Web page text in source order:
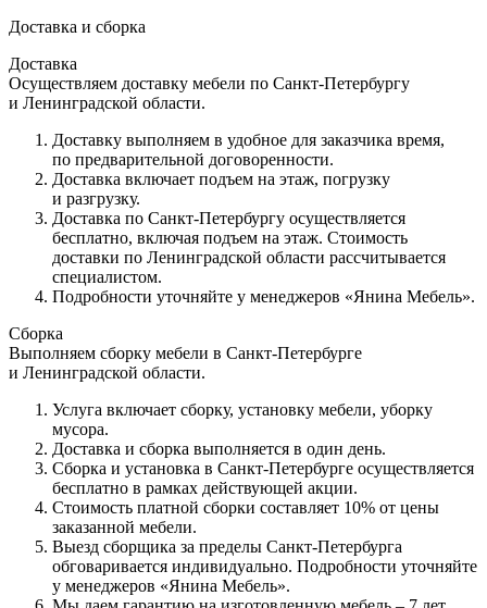
Доставка и сборка
Доставка
Осуществляем доставку мебели по Санкт-Петербургу
и Ленинградской области.
Доставку выполняем в удобное для заказчика время,
по предварительной договоренности.
Доставка включает подъем на этаж, погрузку
и разгрузку.
Доставка по Санкт-Петербургу осуществляется
бесплатно, включая подъем на этаж. Стоимость
доставки по Ленинградской области рассчитывается
специалистом.
Подробности уточняйте у менеджеров «Янина Мебель».
Сборка
Выполняем сборку мебели в Санкт-Петербурге
и Ленинградской области.
Услуга включает сборку, установку мебели, уборку
мусора.
Доставка и сборка выполняется в один день.
Сборка и установка в Санкт-Петербурге осуществляется
бесплатно в рамках действующей акции.
Стоимость платной сборки составляет 10% от цены
заказанной мебели.
Выезд сборщика за пределы Санкт-Петербурга
обговаривается индивидуально. Подробности уточняйте
у менеджеров «Янина Мебель».